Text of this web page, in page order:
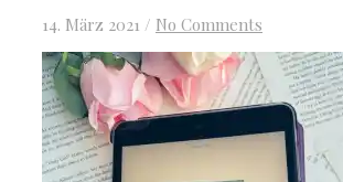
14. März 2021 / No Comments